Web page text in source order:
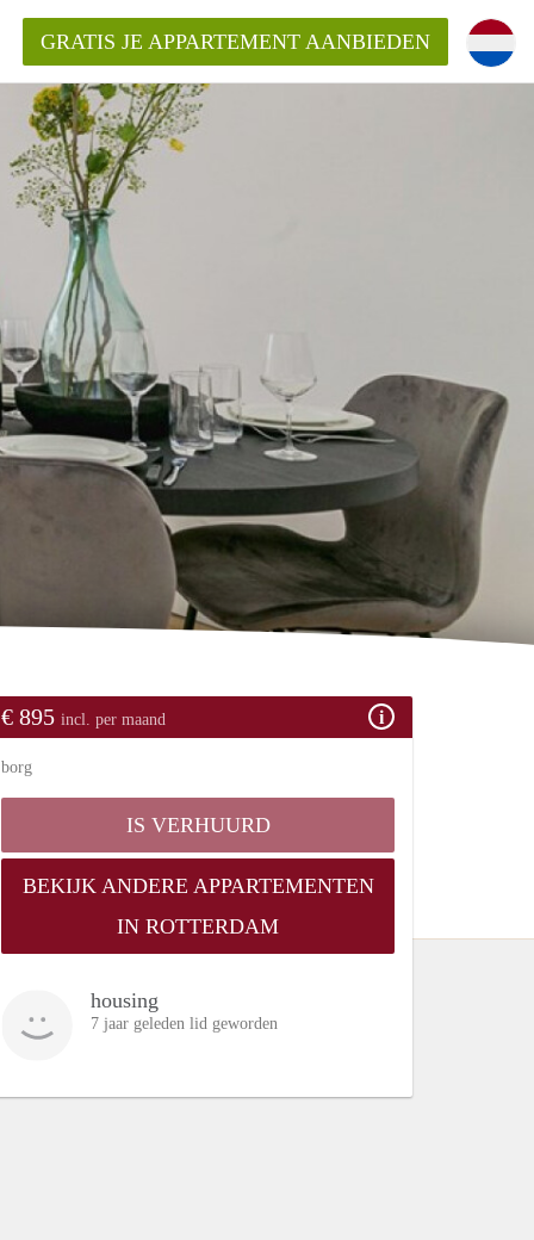
in Rotterdam?
GRATIS JE APPARTEMENT AANBIEDEN
€ 895 incl. per maand
borg
IS VERHUURD
BEKIJK ANDERE APPARTEMENTEN
IN ROTTERDAM
housing
7 jaar geleden lid geworden